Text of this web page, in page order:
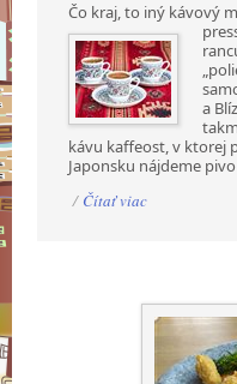
Čo kraj, to iný kávový
a
kávu kaffeost, v ktorej
Japonsku nájdeme
/ Čítať viac